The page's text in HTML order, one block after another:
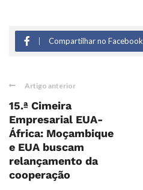
Compartilhar no Facebook
Artigo anterior
15.ª Cimeira
Empresarial EUA-
África: Moçambique
e EUA buscam
relançamento da
cooperação